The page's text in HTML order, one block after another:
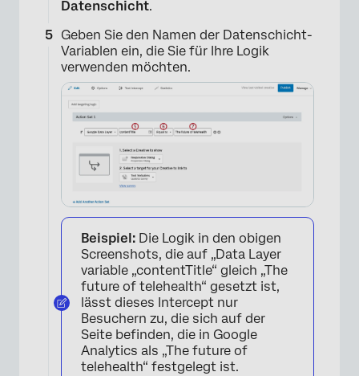
Datenschicht.
Geben Sie den Namen der Datenschicht-
Variablen ein, die Sie für Ihre Logik
verwenden möchten.
Beispiel: Die Logik in den obigen
Screenshots, die auf „Data Layer
variable „contentTitle“ gleich „The
future of telehealth“ gesetzt ist,
lässt dieses Intercept nur
Besuchern zu, die sich auf der
Seite befinden, die in Google
Analytics als „The future of
telehealth“ festgelegt ist.